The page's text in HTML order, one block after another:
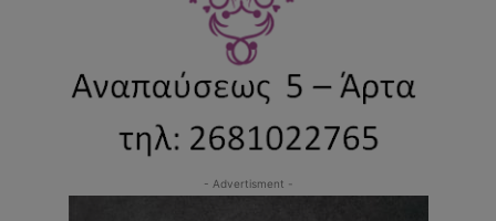
- Advertisment -